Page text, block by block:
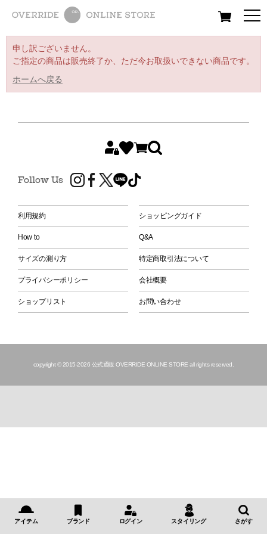
All Women Men
申し訳ございません。
ご指定の商品は販売終了か、ただ今お取扱いできない商品です。
ホームへ戻る
Follow Us
利用規約 ショッピングガイド
How to Q&A
サイズの測り方 特定商取引法について
プライバシーポリシー 会社概要
ショップリスト お問い合わせ
copyright © 2015-2026 公式通販 OVERRIDE ONLINE STORE all rights reserved.
アイテム ブランド ログイン スタイリング さがす